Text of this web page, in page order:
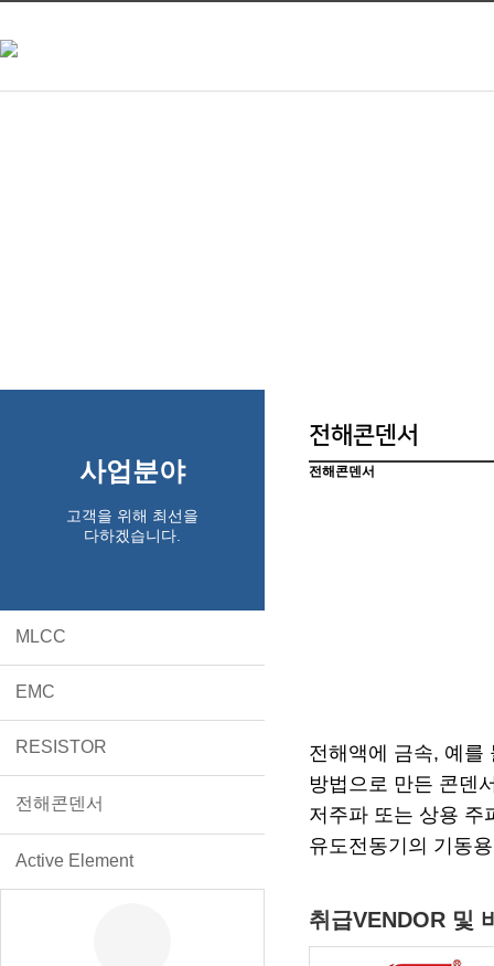
사업분야
고객을 위해 최선을
다하겠습니다.
MLCC
EMC
RESISTOR
전해콘덴서
Active Element
전해콘덴서
전해콘덴서
전해액에 금속, 예를
방법으로 만든 콘덴
저주파 또는 상용 주
유도전동기의 기동
취급VENDOR 및